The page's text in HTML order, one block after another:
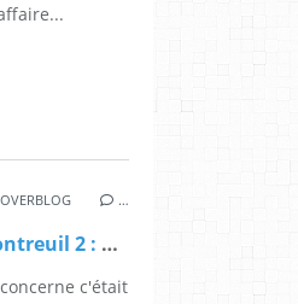
…
Crise au Méliès de Montreuil 2 : ma saison 2 du harcèlement moral
c'était